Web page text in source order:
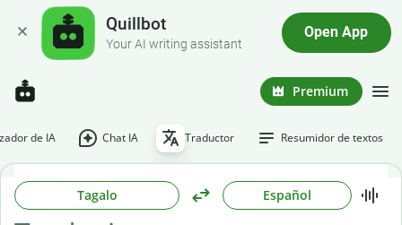
Quillbot
Your AI writing assistant
Open App
Premium
de IA Chat IA Traductor Resumidor de textos
Tagalo Español